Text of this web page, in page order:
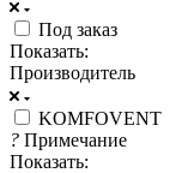
Под заказ
Показать:
Производитель
KOMFOVENT
? Примечание
Показать: